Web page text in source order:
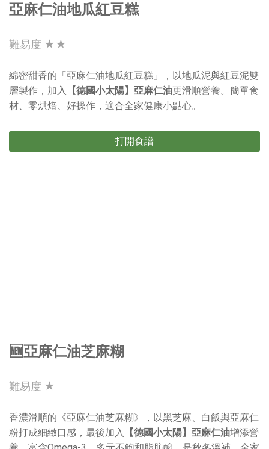
亞麻仁油地瓜紅豆糕
難易度 ★★
綿密甜香的「亞麻仁油地瓜紅豆糕」，以地瓜泥與紅豆泥雙
層製作，加入
【德國小太陽】亞麻仁油更滑順營養。簡單食
材、零烘焙、好操作，適合全家健康小點心。
打開食譜
🆕亞麻仁油芝麻糊
難易度 ★
香濃滑順的《亞麻仁油芝麻糊》，以黑芝麻、白飯與亞麻仁
粉打成細緻口感，最後加入
【德國小太陽】亞麻仁油增添營